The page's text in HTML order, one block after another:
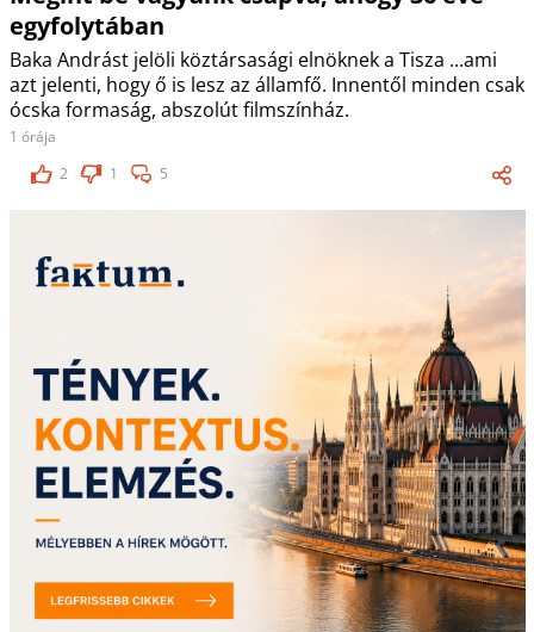
egyfolytában
Baka Andrást jelöli köztársasági elnöknek a Tisza ...ami
azt jelenti, hogy ő is lesz az államfő. Innentől minden csak
ócska formaság, abszolút filmszínház.
1 órája
2
1 5